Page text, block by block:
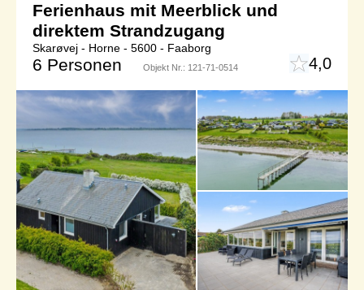
Ferienhaus mit Meerblick und
direktem Strandzugang
Skarøvej - Horne - 5600 - Faaborg
6 Personen Objekt Nr.: 121-71-0514 4,0